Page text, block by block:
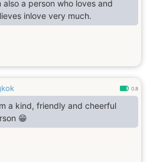
also a person who loves and
inlove very much.
0.8
a kind, friendly and cheerful
😁